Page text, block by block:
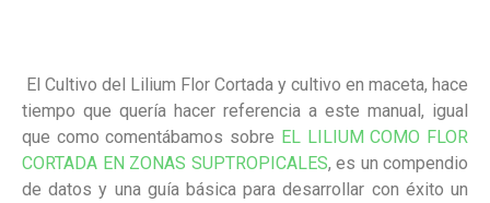
El Cultivo del Lilium Flor Cortada y cultivo en maceta, hace
tiempo que quería hacer referencia a este manual, igual
que como comentábamos sobre EL LILIUM COMO FLOR
CORTADA EN ZONAS SUPTROPICALES, es un compendio
de datos y una guía básica para desarrollar con éxito un